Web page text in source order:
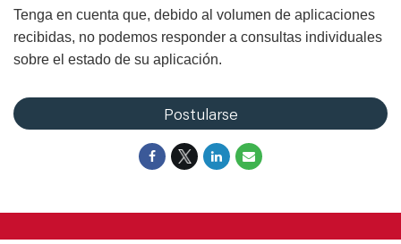
Tenga en cuenta que, debido al volumen de aplicaciones
recibidas, no podemos responder a consultas individuales
sobre el estado de su aplicación.
Postularse